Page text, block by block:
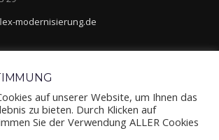
modernisierung.de
© 2021 MFM Multiflex Modernisierungs
auf unserer Website, um Ihnen das
zu bieten. Durch Klicken auf
Sie der Verwendung ALLER Cookies